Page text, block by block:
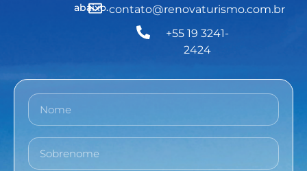
abaixo.contato@renovaturismo.com.br
+55 19 3241-
2424